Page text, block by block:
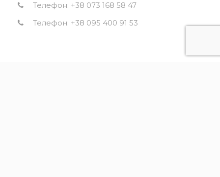
Телефон: +38 073 168 58 47
Телефон: +38 095 400 91 53